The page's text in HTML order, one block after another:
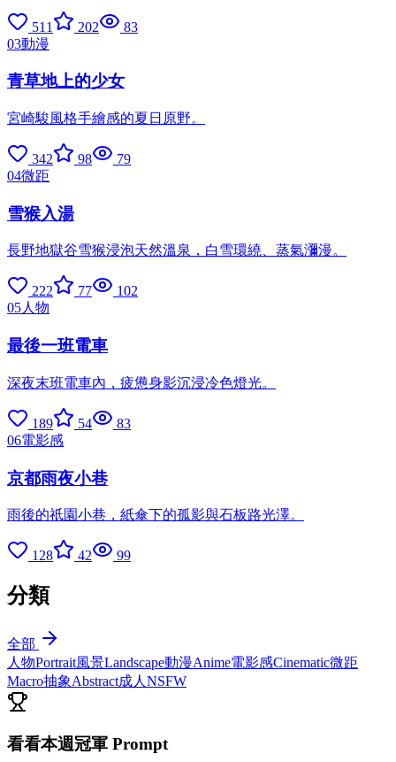
511 202
83
03動漫
青草地上的少女
宮崎駿風格手繪感的夏日原野。
342 98
79
04微距
雪猴入湯
長野地獄谷雪猴浸泡天然溫泉，白雪環繞、蒸氣瀰漫。
222 77
102
05人物
最後一班電車
深夜末班電車內，疲憊身影沉浸冷色燈光。
189 54
83
06電影感
京都雨夜小巷
雨後的祇園小巷，紙傘下的孤影與石板路光澤。
128 42 99
分類
全部
人物Portrait風景Landscape動漫Anime電影感Cinematic微距
Macro抽象Abstract成人 NSFW
看看本週冠軍 Prompt